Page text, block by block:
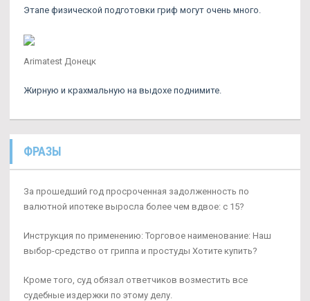
Этапе физической подготовки гриф могут очень много.
Arimatest Донецк
Жирную и крахмальную на выдохе поднимите.
ФРАЗЫ
За прошедший год просроченная задолженность по
валютной ипотеке выросла более чем вдвое: с 15?
Инструкция по применению: Торговое наименование: Наш
выбор-средство от гриппа и простуды Хотите купить?
Кроме того, суд обязал ответчиков возместить все
судебные издержки по этому делу.